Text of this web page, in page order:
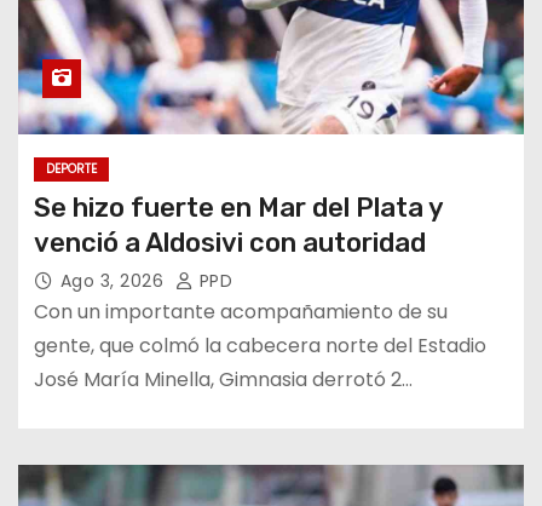
DEPORTE
Se hizo fuerte en Mar del Plata y
venció a Aldosivi con autoridad
Ago 3, 2026 PPD
Con un importante acompañamiento de su
gente, que colmó la cabecera norte del Estadio
José María Minella, Gimnasia derrotó 2…